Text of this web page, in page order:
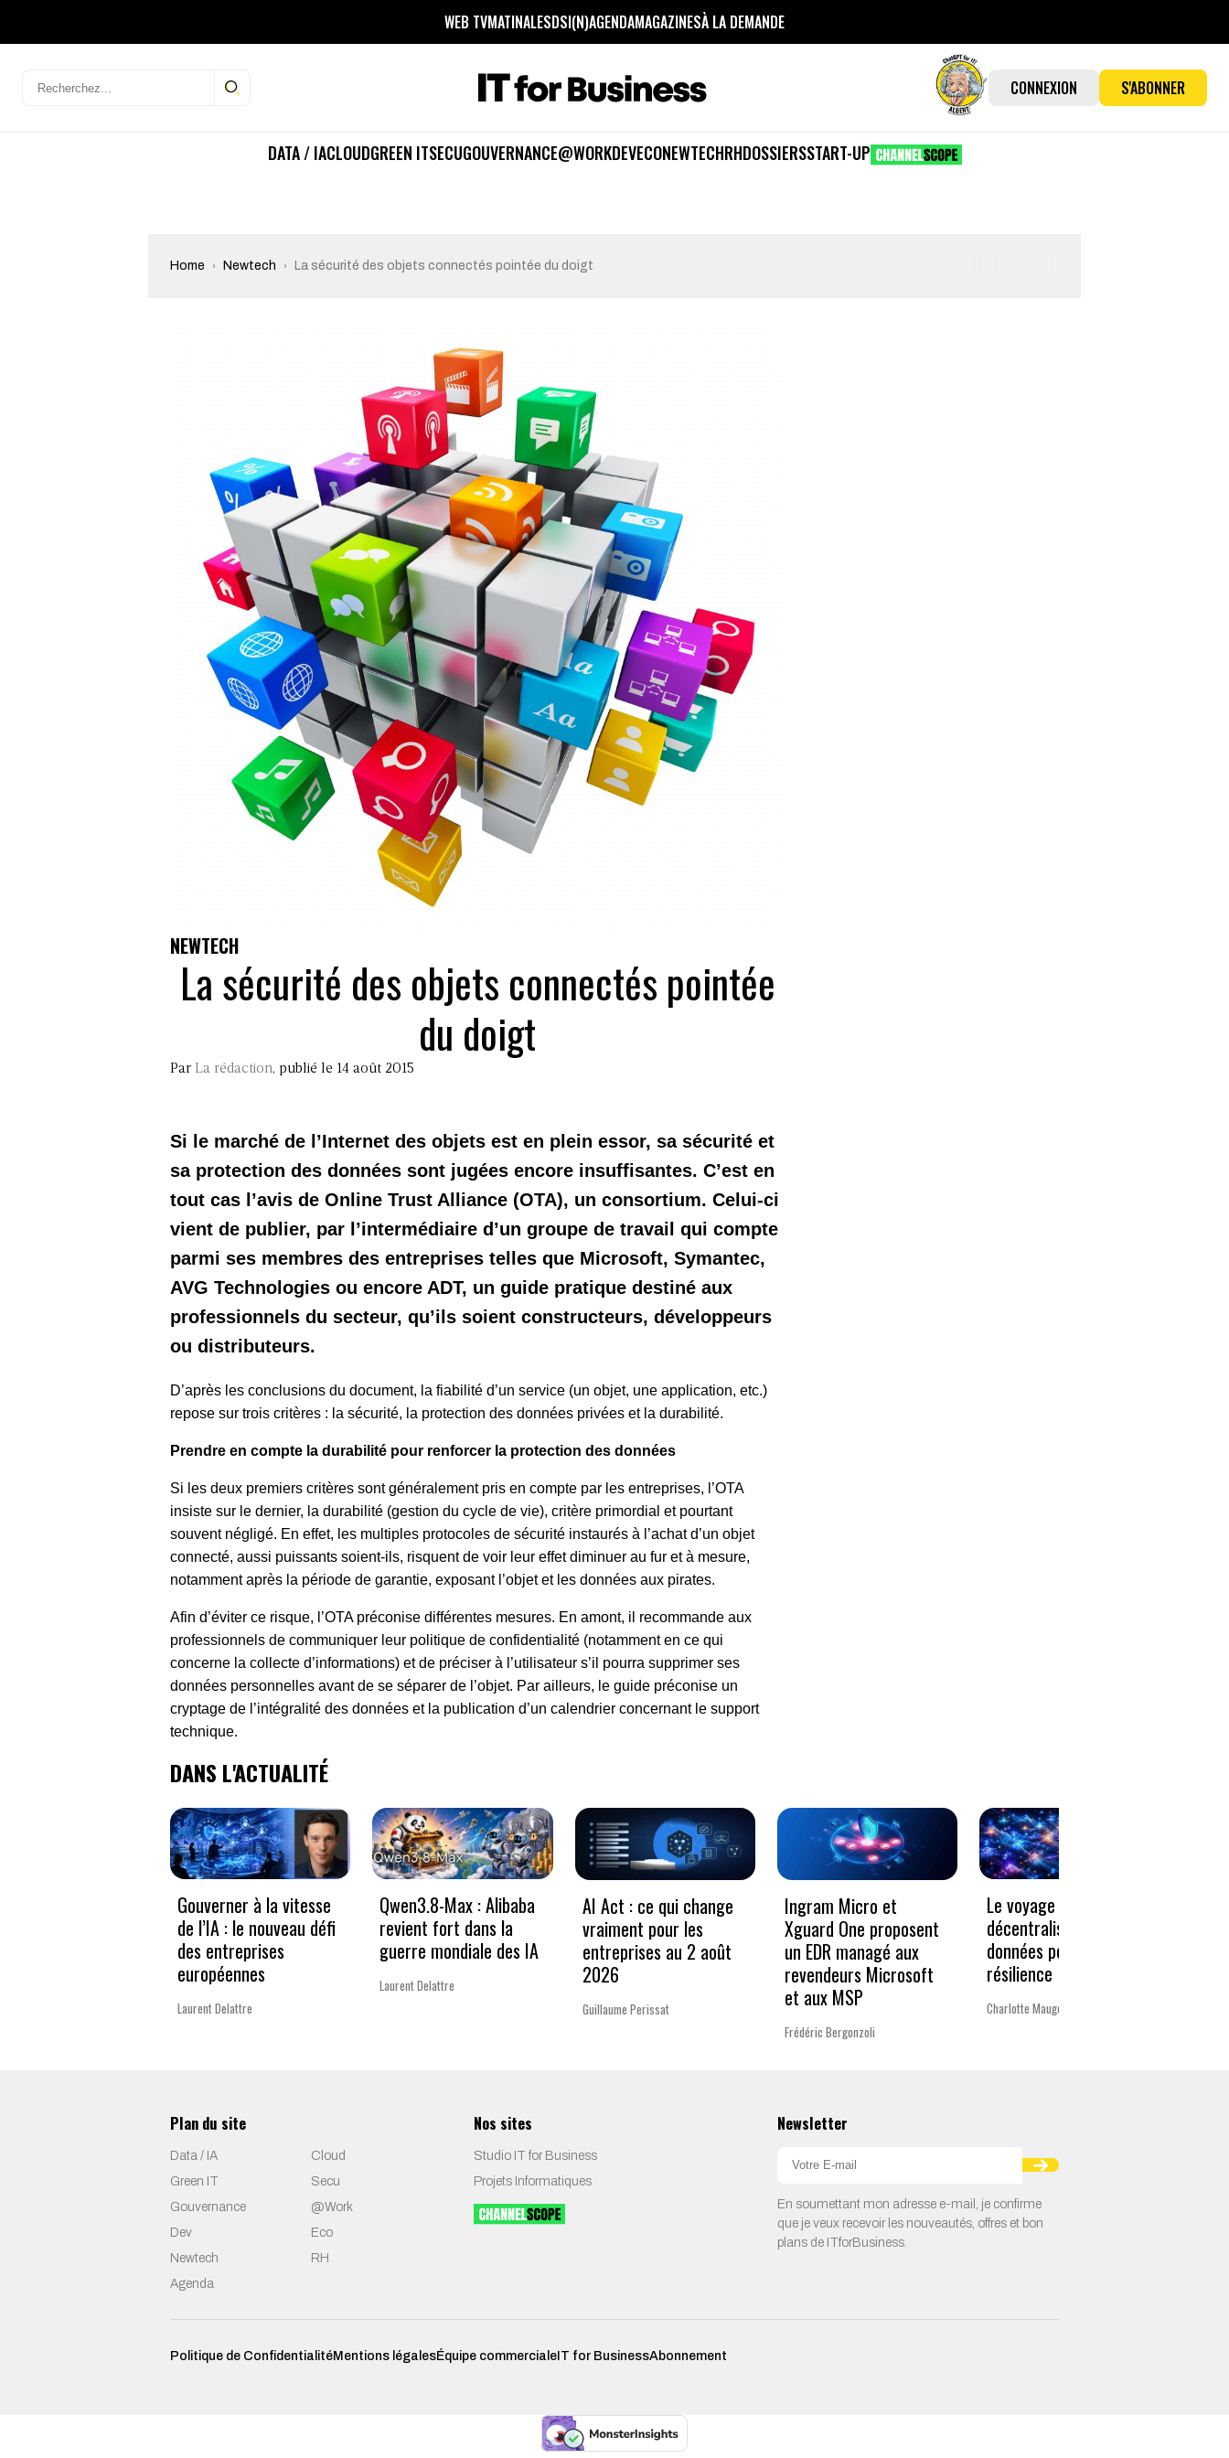
WEB TVMATINALESDSI(N)AGENDAMAGAZINESÀ LA DEMANDE
CONNEXION S'ABONNER
DATA / IACLOUDGREEN ITSECUGOUVERNANCE@WORKDEVECONEWTECHRHDOSSIERSSTART-UP
Home Newtech La sécurité des objets connectés pointée du doigt
NEWTECH
La sécurité des objets connectés pointée
du doigt
Par La rédaction, publié le 14 août 2015
Si le marché de l’Internet des objets est en plein essor, sa sécurité et
sa protection des données sont jugées encore insuffisantes. C’est en
tout cas l’avis de Online Trust Alliance (OTA), un consortium. Celui-ci
vient de publier, par l’intermédiaire d’un groupe de travail qui compte
parmi ses membres des entreprises telles que Microsoft, Symantec,
AVG Technologies ou encore ADT, un guide pratique destiné aux
professionnels du secteur, qu’ils soient constructeurs, développeurs
ou distributeurs.
D’après les conclusions du document, la fiabilité d’un service (un objet, une application, etc.)
repose sur trois critères : la sécurité, la protection des données privées et la durabilité.
Prendre en compte la durabilité pour renforcer la protection des données
Si les deux premiers critères sont généralement pris en compte par les entreprises, l’OTA
insiste sur le dernier, la durabilité (gestion du cycle de vie), critère primordial et pourtant
souvent négligé. En effet, les multiples protocoles de sécurité instaurés à l’achat d’un objet
connecté, aussi puissants soient-ils, risquent de voir leur effet diminuer au fur et à mesure,
notamment après la période de garantie, exposant l’objet et les données aux pirates.
Afin d’éviter ce risque, l’OTA préconise différentes mesures. En amont, il recommande aux
professionnels de communiquer leur politique de confidentialité (notamment en ce qui
concerne la collecte d’informations) et de préciser à l’utilisateur s’il pourra supprimer ses
données personnelles avant de se séparer de l’objet. Par ailleurs, le guide préconise un
cryptage de l’intégralité des données et la publication d’un calendrier concernant le support
technique.
DANS L'ACTUALITÉ
Gouverner à la vitesse
de l’IA : le nouveau défi
des entreprises
européennes
Laurent Delattre
Qwen3.8-Max : Alibaba
revient fort dans la
guerre mondiale des IA
Laurent Delattre
AI Act : ce qui change
vraiment pour les
entreprises au 2 août
2026
Guillaume Perissat
Ingram Micro et
Xguard One proposent
un EDR managé aux
revendeurs Microsoft
et aux MSP
Frédéric Bergonzoli
Le voyage vers la
décentralisation des
données pour plus de
résilience
Charlotte Mauger
Plan du site
Data / IA
Cloud
Green IT
Secu
Gouvernance
@Work
Dev
Eco
Newtech
RH
Agenda
Nos sites
Studio IT for Business
Projets Informatiques
Newsletter
En soumettant mon adresse e-mail, je confirme
que je veux recevoir les nouveautés, offres et bon
plans de ITforBusiness.
Politique de ConfidentialitéMentions légalesÉquipe commerciale IT for BusinessAbonnement